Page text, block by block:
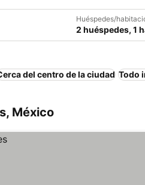
Huéspedes/
2 huéspedes, 1
del centro de la ciudad Todo
México